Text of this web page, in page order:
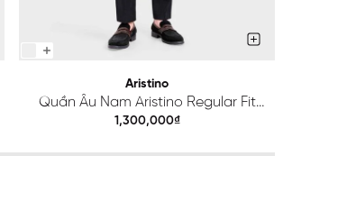
Aristino
Quần Âu Nam Aristino Regular Fit
ATR203S0H2
1,300,000₫